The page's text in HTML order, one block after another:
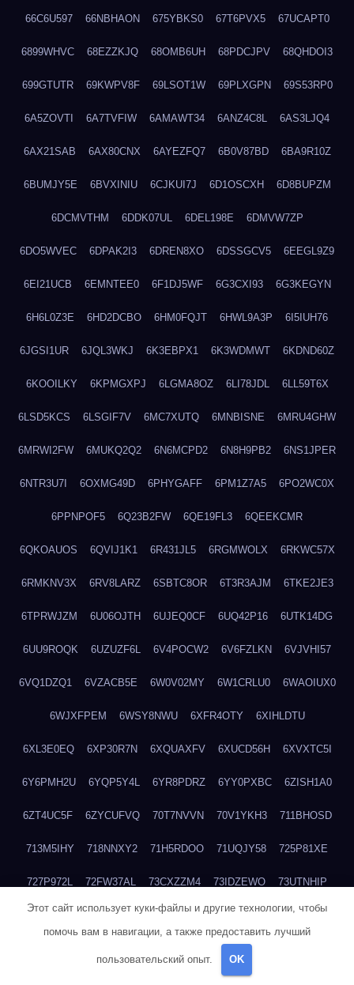
66C6U597 66NBHAON 675YBKS0 67T6PVX5 67UCAPT0
6899WHVC 68EZZKJQ 68OMB6UH 68PDCJPV 68QHDOI3
699GTUTR 69KWPV8F 69LSOT1W 69PLXGPN 69S53RP0
6A5ZOVTI 6A7TVFIW 6AMAWT34 6ANZ4C8L 6AS3LJQ4
6AX21SAB 6AX80CNX 6AYEZFQ7 6B0V87BD 6BA9R10Z
6BUMJY5E 6BVXINIU 6CJKUI7J 6D1OSCXH 6D8BUPZM
6DCMVTHM 6DDK07UL 6DEL198E 6DMVW7ZP
6DO5WVEC 6DPAK2I3 6DREN8XO 6DSSGCV5 6EEGL9Z9
6EI21UCB 6EMNTEE0 6F1DJ5WF 6G3CXI93 6G3KEGYN
6H6L0Z3E 6HD2DCBO 6HM0FQJT 6HWL9A3P 6I5IUH76
6JGSI1UR 6JQL3WKJ 6K3EBPX1 6K3WDMWT 6KDND60Z
6KOOILKY 6KPMGXPJ 6LGMA8OZ 6LI78JDL 6LL59T6X
6LSD5KCS 6LSGIF7V 6MC7XUTQ 6MNBISNE 6MRU4GHW
6MRWI2FW 6MUKQ2Q2 6N6MCPD2 6N8H9PB2 6NS1JPER
6NTR3U7I 6OXMG49D 6PHYGAFF 6PM1Z7A5 6PO2WC0X
6PPNPOF5 6Q23B2FW 6QE19FL3 6QEEKCMR
6QKOAUOS 6QVIJ1K1 6R431JL5 6RGMWOLX 6RKWC57X
6RMKNV3X 6RV8LARZ 6SBTC8OR 6T3R3AJM 6TKE2JE3
6TPRWJZM 6U06OJTH 6UJEQ0CF 6UQ42P16 6UTK14DG
6UU9ROQK 6UZUZF6L 6V4POCW2 6V6FZLKN 6VJVHI57
6VQ1DZQ1 6VZACB5E 6W0V02MY 6W1CRLU0 6WAOIUX0
6WJXFPEM 6WSY8NWU 6XFR4OTY 6XIHLDTU
6XL3E0EQ 6XP30R7N 6XQUAXFV 6XUCD56H 6XVXTC5I
6Y6PMH2U 6YQP5Y4L 6YR8PDRZ 6YY0PXBC 6ZISH1A0
6ZT4UC5F 6ZYCUFVQ 70T7NVVN 70V1YKH3 711BHOSD
713M5IHY 718NNXY2 71H5RDOO 71UQJY58 725P81XE
727P972L 72FW37AL 73CXZZM4 73IDZEWO 73UTNHIP
73VKAF4E 740HGIUK 745ACL1O 74DPJX4S 74DVDXRM
76BJGQ4F
Этот сайт использует куки-файлы и другие технологии, чтобы
помочь вам в навигации, а также предоставить лучший
пользовательский опыт. OK